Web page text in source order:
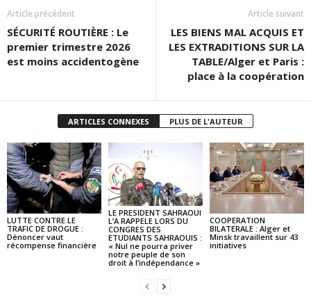
Article précédent
SÉCURITÉ ROUTIÈRE : Le
premier trimestre 2026
est moins accidentogène
Article suivant
LES BIENS MAL ACQUIS ET
LES EXTRADITIONS SUR LA
TABLE/Alger et Paris :
place à la coopération
ARTICLES CONNEXES PLUS DE L'AUTEUR
LUTTE CONTRE LE
TRAFIC DE DROGUE :
Dénoncer vaut
récompense financière
LE PRESIDENT SAHRAOUI
L’A RAPPELE LORS DU
CONGRES DES
ETUDIANTS SAHRAOUIS :
« Nul ne pourra priver
notre peuple de son
droit à l’indépendance »
COOPERATION
BILATERALE : Alger et
Minsk travaillent sur 43
initiatives